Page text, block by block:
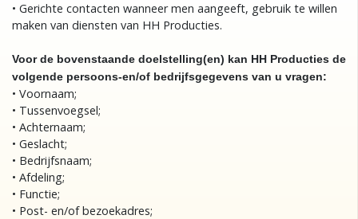
• Gerichte contacten wanneer men aangeeft, gebruik te willen
maken van diensten van HH Producties.
Voor de bovenstaande doelstelling(en) kan HH Producties de
volgende persoons-en/of bedrijfsgegevens van u vragen:
• Voornaam;
• Tussenvoegsel;
• Achternaam;
• Geslacht;
• Bedrijfsnaam;
• Afdeling;
• Functie;
• Post- en/of bezoekadres;